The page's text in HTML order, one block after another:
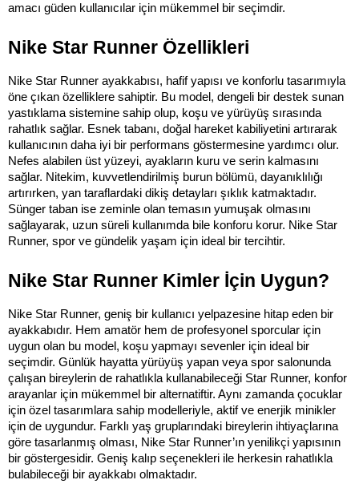
amacı güden kullanıcılar için mükemmel bir seçimdir.
Nike Star Runner Özellikleri
Nike Star Runner ayakkabısı, hafif yapısı ve konforlu tasarımıyla
öne çıkan özelliklere sahiptir. Bu model, dengeli bir destek sunan
yastıklama sistemine sahip olup, koşu ve yürüyüş sırasında
rahatlık sağlar. Esnek tabanı, doğal hareket kabiliyetini artırarak
kullanıcının daha iyi bir performans göstermesine yardımcı olur.
Nefes alabilen üst yüzeyi, ayakların kuru ve serin kalmasını
sağlar. Nitekim, kuvvetlendirilmiş burun bölümü, dayanıklılığı
artırırken, yan taraflardaki dikiş detayları şıklık katmaktadır.
Sünger taban ise zeminle olan temasın yumuşak olmasını
sağlayarak, uzun süreli kullanımda bile konforu korur. Nike Star
Runner, spor ve gündelik yaşam için ideal bir tercihtir.
Nike Star Runner Kimler İçin Uygun?
Nike Star Runner, geniş bir kullanıcı yelpazesine hitap eden bir
ayakkabıdır. Hem amatör hem de profesyonel sporcular için
uygun olan bu model, koşu yapmayı sevenler için ideal bir
seçimdir. Günlük hayatta yürüyüş yapan veya spor salonunda
çalışan bireylerin de rahatlıkla kullanabileceği Star Runner, konfor
arayanlar için mükemmel bir alternatiftir. Aynı zamanda çocuklar
için özel tasarımlara sahip modelleriyle, aktif ve enerjik minikler
için de uygundur. Farklı yaş gruplarındaki bireylerin ihtiyaçlarına
göre tasarlanmış olması, Nike Star Runner’ın yenilikçi yapısının
bir göstergesidir. Geniş kalıp seçenekleri ile herkesin rahatlıkla
bulabileceği bir ayakkabı olmaktadır.